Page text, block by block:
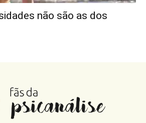
não são as dos